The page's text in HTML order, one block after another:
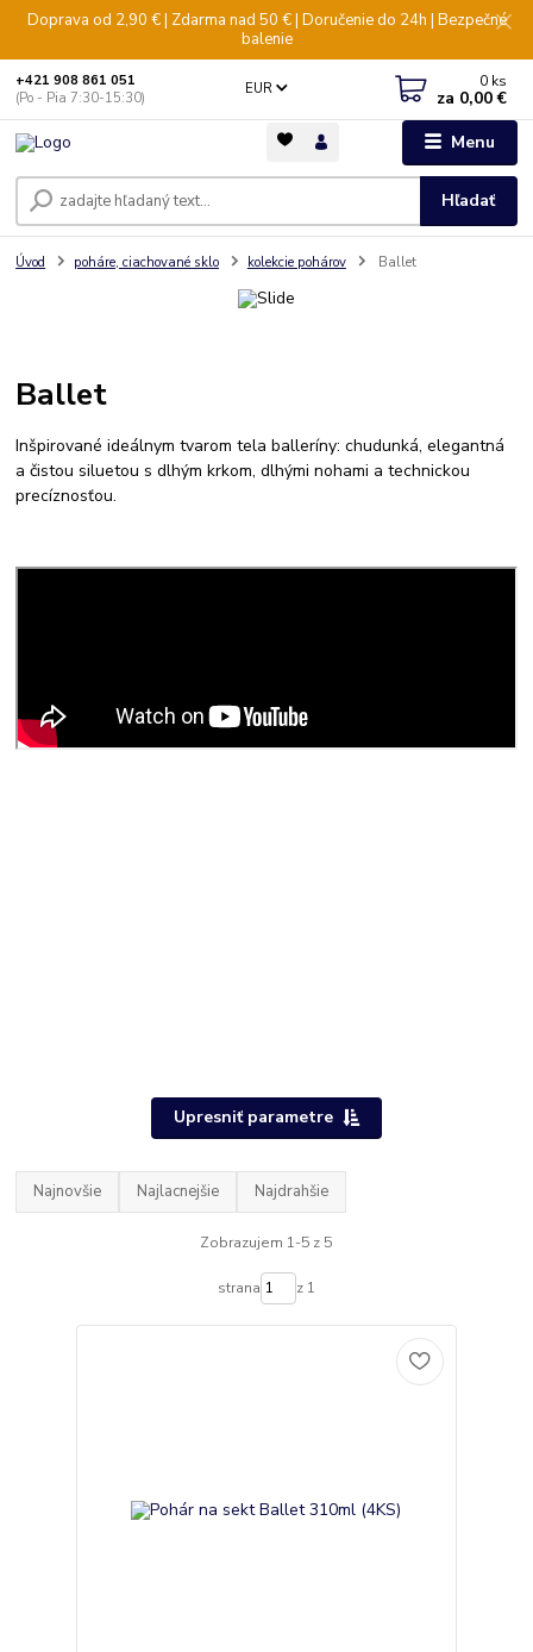
Doprava od 2,90 € | Zdarma nad 50 € | Doručenie do 24h | Bezpečné
balenie
Menu
EUR
Hľadať
+421 908 861 051
(Po - Pia 7:30-15:30)
0 ks
za 0,00 €
Úvod poháre, ciachované sklo kolekcie pohárov Ballet
Ballet
Inšpirované ideálnym tvarom tela balleríny: chudunká, elegantná
a čistou siluetou s dlhým krkom, dlhými nohami a technickou
precíznosťou.
Upresniť parametre
Najnovšie Najlacnejšie Najdrahšie
Zobrazujem 1-5 z 5
strana z 1